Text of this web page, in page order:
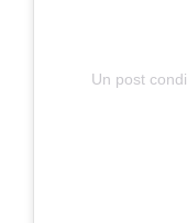
Un post